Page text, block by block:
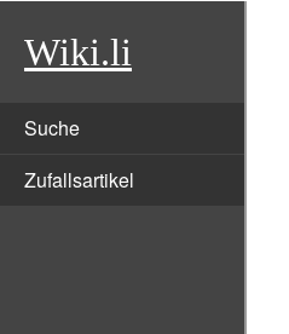
Wiki.li
Suche
Zufallsartikel